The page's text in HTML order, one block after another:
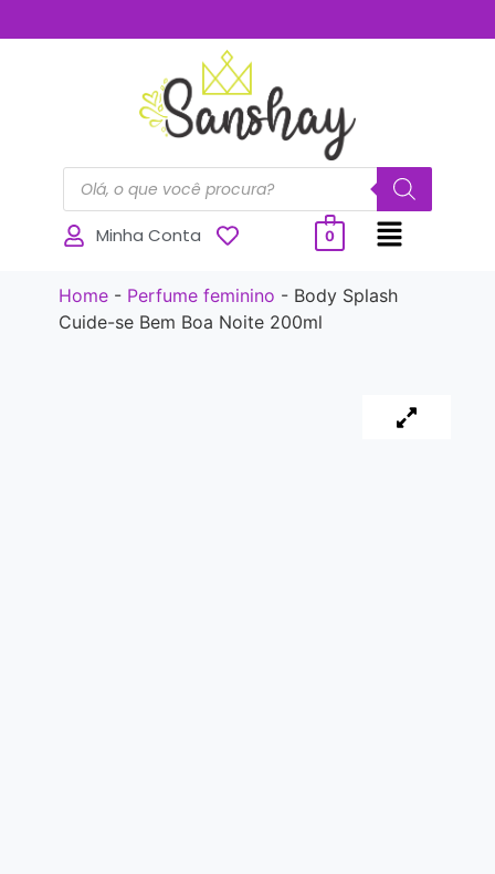
Minha Conta 0
Home- Perfume feminino - Body Splash
Cuide-se Bem Boa Noite 200ml